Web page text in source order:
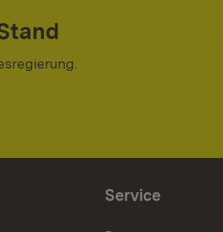
Service